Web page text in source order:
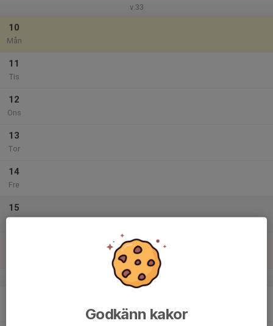
v.33
10
Mån
11
Tis
12
Ons
13
Tor
14
Fre
15
v.34
Godkänn kakor